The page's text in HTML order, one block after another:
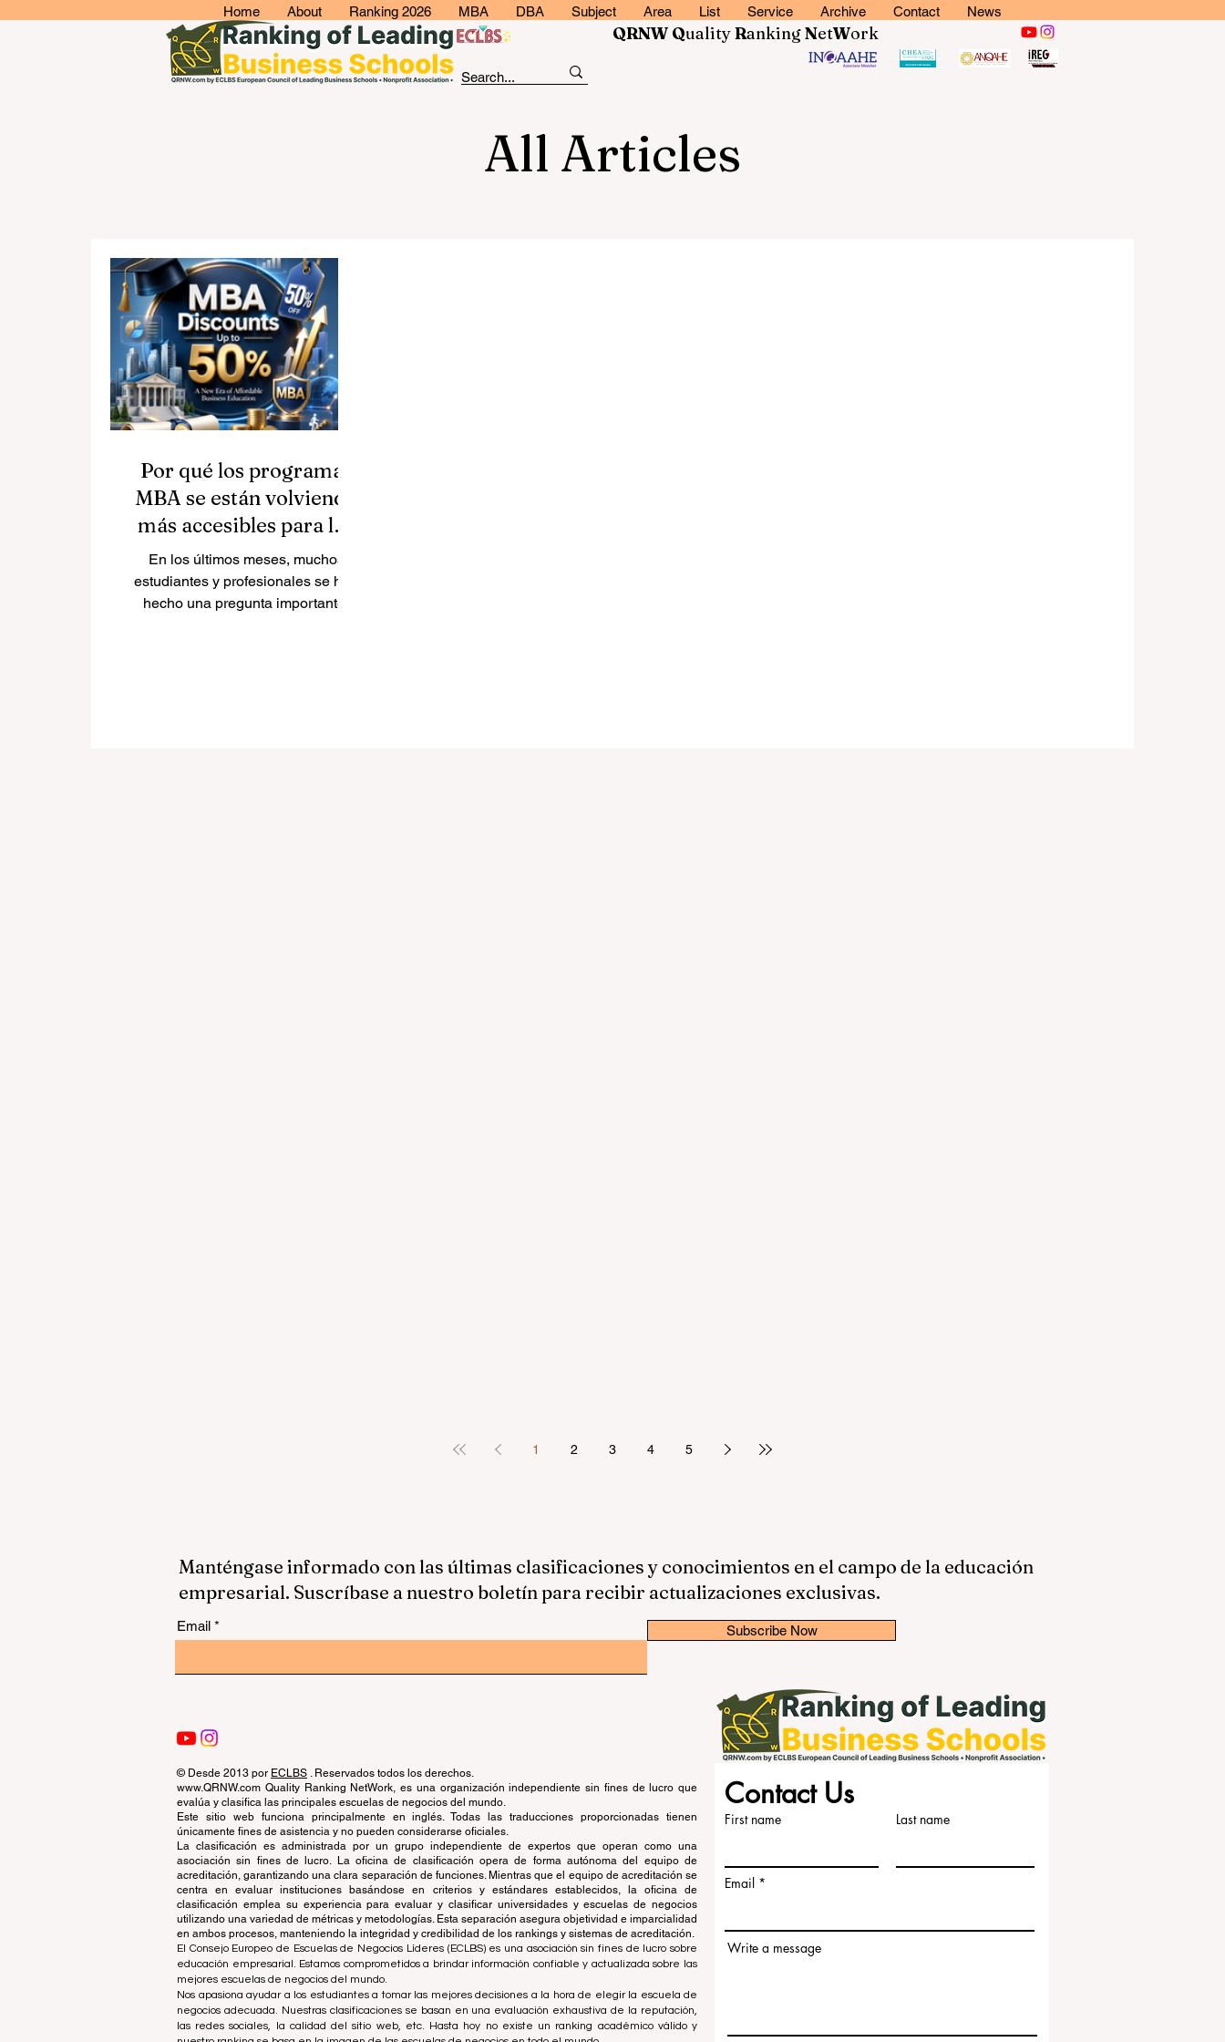
Home About Ranking 2026 MBA DBA Subject Area List Service Archive Contact News
QRNW QualityRankingNetWork
All Articles
Por qué los programas
MBA se están volviendo
más accesibles para los
estudiantes
En los últimos meses, muchos
estudiantes y profesionales se han
hecho una pregunta importante:
1 2 3 4 5
Manténgase informado con las últimas clasificaciones y conocimientos en el campo de la educación
empresarial. Suscríbase a nuestro boletín para recibir actualizaciones exclusivas.
Email Subscribe Now
© Desde 2013 por ECLBS . Reservados todos los derechos.
www.QRNW.com Quality Ranking NetWork, es una organización independiente sin fines de lucro que
evalúa y clasifica las principales escuelas de negocios del mundo.
Este sitio web funciona principalmente en inglés. Todas las traducciones proporcionadas tienen
únicamente fines de asistencia y no pueden considerarse oficiales.
La clasificación es administrada por un grupo independiente de expertos que operan como una
asociación sin fines de lucro. La oficina de clasificación opera de forma autónoma del equipo de
acreditación, garantizando una clara separación de funciones. Mientras que el equipo de acreditación se
centra en evaluar instituciones basándose en criterios y estándares establecidos, la oficina de
clasificación emplea su experiencia para evaluar y clasificar universidades y escuelas de negocios
utilizando una variedad de métricas y metodologías. Esta separación asegura objetividad e imparcialidad
en ambos procesos, manteniendo la integridad y credibilidad de los rankings y sistemas de acreditación.
El Consejo Europeo de Escuelas de Negocios Líderes (ECLBS) es una asociación sin fines de lucro sobre
educación empresarial. Estamos comprometidos a brindar información confiable y actualizada sobre las
mejores escuelas de negocios del mundo.
Nos apasiona ayudar a los estudiantes a tomar las mejores decisiones a la hora de elegir la escuela de
negocios adecuada. Nuestras clasificaciones se basan en una evaluación exhaustiva de la reputación,
las redes sociales, la calidad del sitio web, etc. Hasta hoy no existe un ranking académico válido y
Contact Us
First name Last name
Email
Write a message